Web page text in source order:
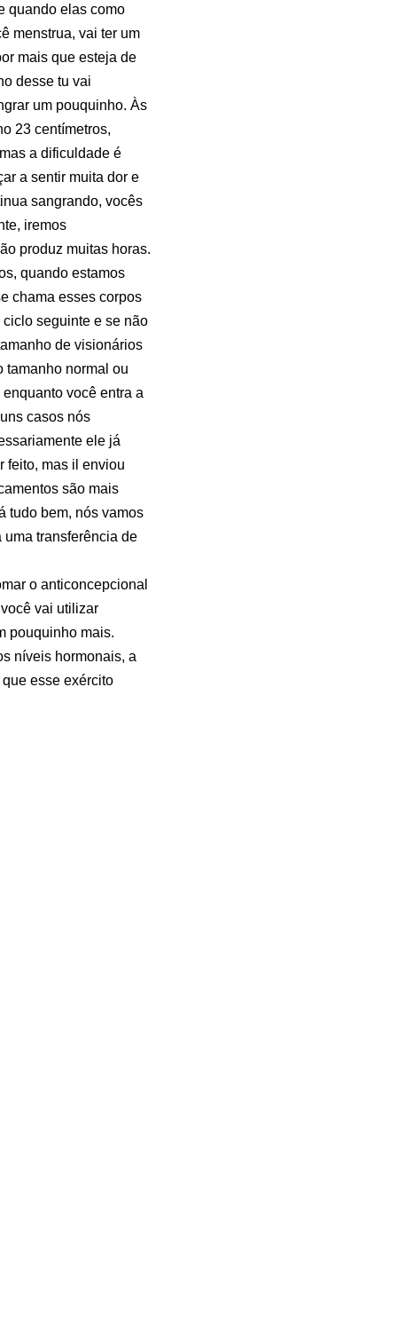
quando elas como
menstrua, vai ter um
mais que esteja de
desse tu vai
um pouquinho. Às
23 centímetros,
a dificuldade é
a sentir muita dor e
sangrando, vocês
iremos
produz muitas horas.
quando estamos
chama esses corpos
seguinte e se não
de visionários
tamanho normal ou
você entra a
casos nós
ele já
feito, mas il enviou
são mais
tudo bem, nós vamos
transferência de
o anticoncepcional
vai utilizar
pouquinho mais.
níveis hormonais, a
esse exército